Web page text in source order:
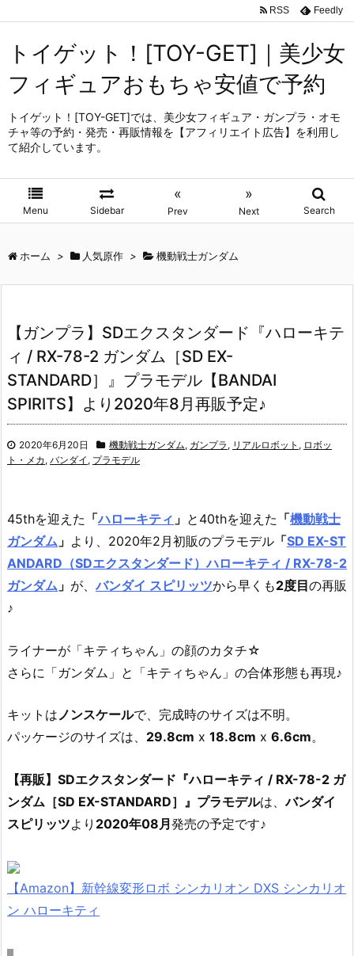
トイゲット！[TOY-GET]｜美少女
フィギュアおもちゃ安値で予約
トイゲット！[TOY-GET]では、美少女フィギュア・ガンプラ・オモ
チャ等の予約・発売・再販情報を【アフィリエイト広告】を利用し
て紹介しています。
Menu Sidebar
«
Prev
»
Next Search
RSS Feedly
ホーム > 人気原作 > 機動戦士ガンダム
【ガンプラ】SDエクスタンダード『ハローキテ
ィ / RX-78-2 ガンダム［SD EX-
STANDARD］』プラモデル【BANDAI
SPIRITS】より2020年8月再販予定♪
2020年6月20日 機動戦士ガンダム, ガンプラ , リアルロボット , ロボッ
ト・メカ , バンダイ , プラモデル
45thを迎えた 「ハローキティ 」 と40thを迎えた 「機動戦士
ガンダム 」 より、 2020年2月初販のプラモデル 「SD EX-ST
ANDARD（SDエクスタンダード）ハローキティ / RX-78-2
ガンダム 」 が、バンダイ スピリッツから早くも2度目の再販
♪
ライナーが「キティちゃん」の顔のカタチ☆
さらに「ガンダム」と「キティちゃん」の合体形態も再現♪
キットはノンスケールで、完成時のサイズは不明。
パッケージのサイズは、 29.8cm x 18.8cm x 6.6cm。
【再販】SDエクスタンダード『ハローキティ / RX-78-2 ガ
ンダム［SD EX-STANDARD］』プラモデルは、バンダイ
スピリッツより 2020年08月発売の予定です♪
【Amazon】新幹線変形ロボ シンカリオン DXS シンカリオ
ン ハローキティ